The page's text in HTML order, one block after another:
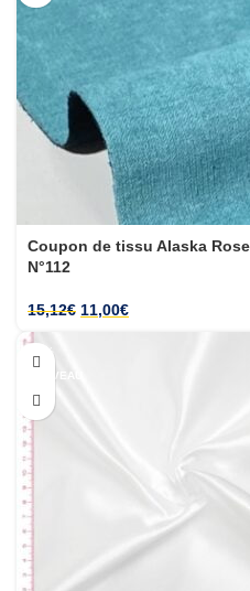
Coupon de tissu Alaska
N°112
15,12€ 11,00€
-28%
NOUVEAU